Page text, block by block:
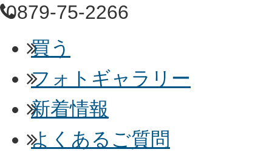
0879-75-2266
買う
フォトギャラリー
新着情報
よくあるご質問